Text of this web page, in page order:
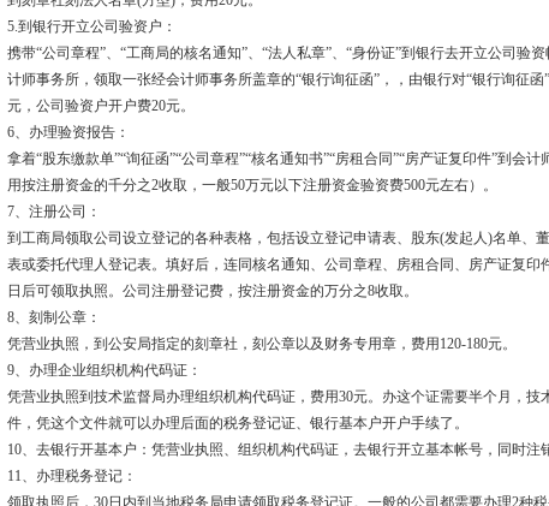
5.到银行开立公司验资户：
携带“公司章程”、“工商局的核名通知”、“法人私章”、“身份证”到银行去开立公司验
计师事务所，领取一张经会计师事务所盖章的“银行询征函”，，由银行对“银行询征
元，公司验资户开户费20元。
6、办理验资报告：
拿着“股东缴款单”“询征函”“公司章程”“核名通知书”“房租合同”“房产证复印件”到会
用按注册资金的千分之2收取，一般50万元以下注册资金验资费500元左右）。
7、注册公司：
到工商局领取公司设立登记的各种表格，包括设立登记申请表、股东(发起人)名单、
表或委托代理人登记表。填好后，连同核名通知、公司章程、房租合同、房产证复
日后可领取执照。公司注册登记费，按注册资金的万分之8收取。
8、刻制公章：
凭营业执照，到公安局指定的刻章社，刻公章以及财务专用章，费用120-180元。
9、办理企业组织机构代码证：
凭营业执照到技术监督局办理组织机构代码证，费用30元。办这个证需要半个月，
件，凭这个文件就可以办理后面的税务登记证、银行基本户开户手续了。
10、去银行开基本户：凭营业执照、组织机构代码证，去银行开立基本帐号，同时注
11、办理税务登记：
领取执照后，30日内到当地税务局申请领取税务登记证。一般的公司都需要办理2种